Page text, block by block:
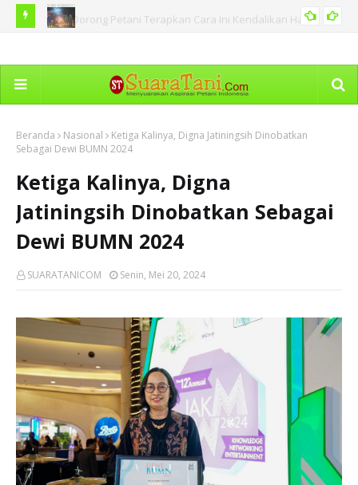
Air Termasuk di Sumut
Beranda Nasional
Ketiga Kalinya, Digna Jatiningsih Dinobatkan
Sebagai Dewi BUMN 2024
Ketiga Kalinya, Digna
Jatiningsih Dinobatkan Sebagai
Dewi BUMN 2024
SUARATANICOM Senin, Mei 20, 2024